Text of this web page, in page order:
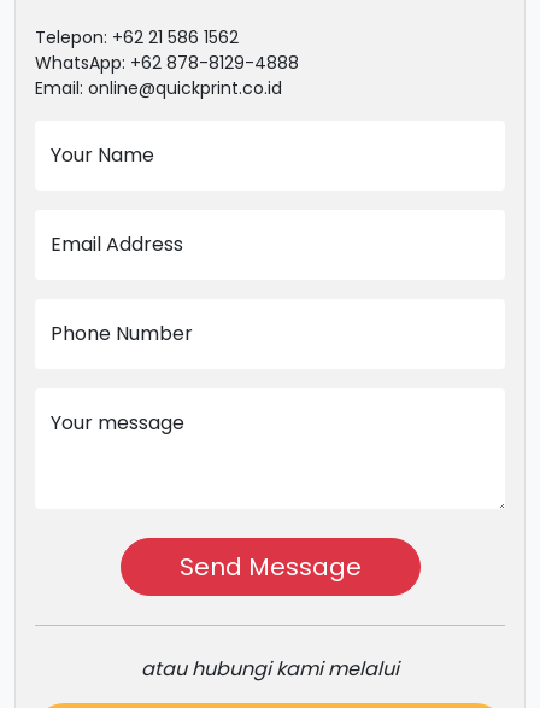
Telepon: +62 21 586 1562
WhatsApp: +62 878-8129-4888
Email: online@quickprint.co.id
Your Name
Email Address
Phone Number
Your message
Send Message
atau hubungi kami melalui